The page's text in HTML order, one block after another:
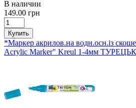
В наличии
149.00 грн
Купить
*Маркер акрилов.на водн.осн.із
Acrylic Marker" Kreul 1-4мм